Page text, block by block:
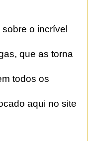
o incrível
que as torna
todos os
aqui no site